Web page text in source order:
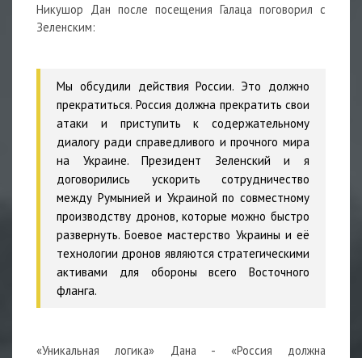
Никушор Дан после посещения Галаца поговорил с
Зеленским:
Мы обсудили действия России. Это должно
прекратиться. Россия должна прекратить свои
атаки и приступить к содержательному
диалогу ради справедливого и прочного мира
на Украине. Президент Зеленский и я
договорились ускорить сотрудничество
между Румынией и Украиной по совместному
производству дронов, которые можно быстро
развернуть. Боевое мастерство Украины и её
технологии дронов являются стратегическими
активами для обороны всего Восточного
фланга.
«Уникальная логика» Дана - «Россия должна